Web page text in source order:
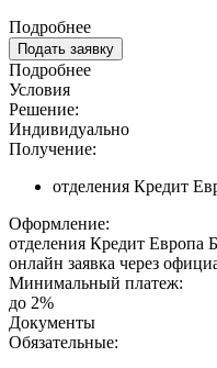
Подробнее
Подать заявку
Подробнее
Условия
Решение:
Индивидуально
Получение:
отделения Кредит
Оформление:
отделения Кредит Европа
онлайн заявка через
Минимальный платеж:
до 2%
Документы
Обязательные: